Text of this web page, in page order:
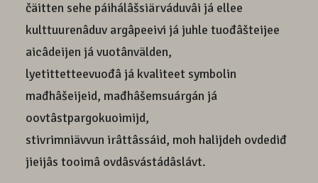
čäitten sehe páihálâšsiärváduvâi já ellee
kulttuurenâduv argâpeeivi já juhle tuođâšteijee
aicâdeijen já vuotânvälden,
lyetittetteevuođâ já kvaliteet symbolin
mađhâšeijeid, mađhâšemsuárgán já
oovtâstpargokuoimijd,
stivrimniävvun irâttâssáid, moh halijdeh ovdediđ
jieijâs tooimâ ovdâsvástádâslávt.